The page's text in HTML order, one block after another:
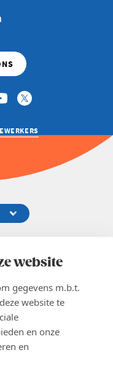
website
gegevens m.b.t.
website te
en onze
en